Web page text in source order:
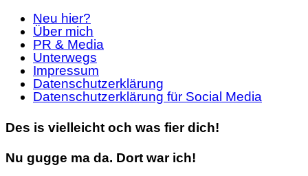
Neu hier?
Über mich
PR & Media
Unterwegs
Impressum
Datenschutzerklärung
Datenschutzerklärung für Social Media
Des is vielleicht och was fier dich!
Nu gugge ma da. Dort war ich!